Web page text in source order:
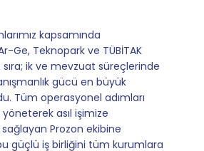
başvuru ve izleme adımlarında
yönlendirme sayesinde artık
sıfır kaygı ve tam güvenle
bizim için asıl değerli
her an ulaşılabilir
aldığımız hızlı geri